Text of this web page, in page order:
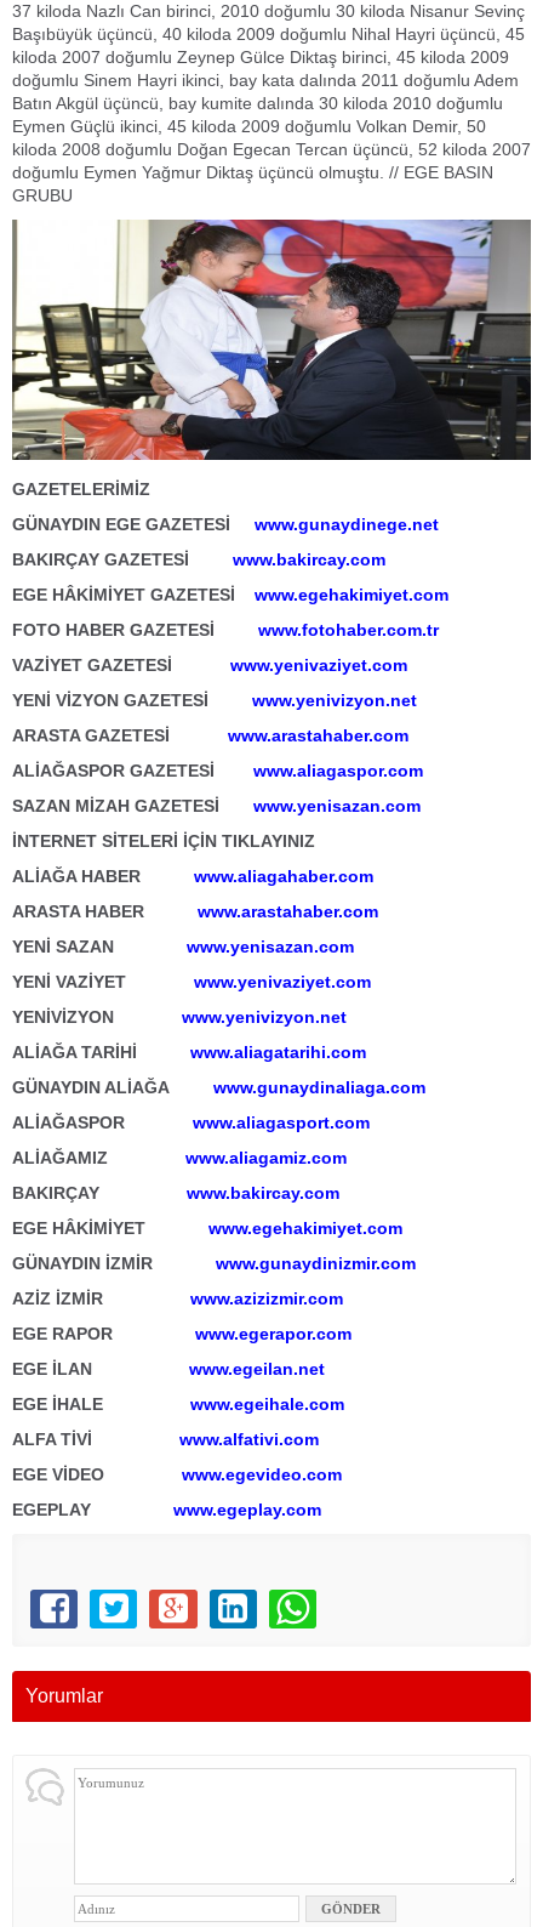
37 kiloda Nazlı Can birinci, 2010 doğumlu 30 kiloda Nisanur Sevinç
Başıbüyük üçüncü, 40 kiloda 2009 doğumlu Nihal Hayri üçüncü, 45
kiloda 2007 doğumlu Zeynep Gülce Diktaş birinci, 45 kiloda 2009
doğumlu Sinem Hayri ikinci, bay kata dalında 2011 doğumlu Adem
Batın Akgül üçüncü, bay kumite dalında 30 kiloda 2010 doğumlu
Eymen Güçlü ikinci, 45 kiloda 2009 doğumlu Volkan Demir, 50
kiloda 2008 doğumlu Doğan Egecan Tercan üçüncü, 52 kiloda 2007
doğumlu Eymen Yağmur Diktaş üçüncü olmuştu. // EGE BASIN
GRUBU
GAZETELERİMİZ
GÜNAYDIN EGE GAZETESİ
www.gunaydinege.net
BAKIRÇAY GAZETESİ www.bakircay.com
EGE HÂKİMİYET GAZETESİ
www.egehakimiyet.com
FOTO HABER GAZETESİ
www.fotohaber.com.tr
VAZİYET GAZETESİ www.yenivaziyet.com
YENİ VİZYON GAZETESİ
www.yenivizyon.net
ARASTA GAZETESİ www.arastahaber.com
ALİAĞASPOR GAZETESİ
www.aliagaspor.com
SAZAN MİZAH GAZETESİ
www.yenisazan.com
İNTERNET SİTELERİ İÇİN TIKLAYINIZ
ALİAĞA HABER www.aliagahaber.com
ARASTA HABER www.arastahaber.com
YENİ SAZAN www.yenisazan.com
YENİ VAZİYET www.yenivaziyet.com
YENİVİZYON www.yenivizyon.net
ALİAĞA TARİHİ www.aliagatarihi.com
GÜNAYDIN ALİAĞA
www.gunaydinaliaga.com
ALİAĞASPOR www.aliagasport.com
ALİAĞAMIZ www.aliagamiz.com
BAKIRÇAY www.bakircay.com
EGE HÂKİMİYET www.egehakimiyet.com
GÜNAYDIN İZMİR www.gunaydinizmir.com
AZİZ İZMİR www.azizizmir.com
EGE RAPOR www.egerapor.com
EGE İLAN www.egeilan.net
EGE İHALE www.egeihale.com
ALFA TİVİ www.alfativi.com
EGE VİDEO www.egevideo.com
EGEPLAY www.egeplay.com
Yorumlar